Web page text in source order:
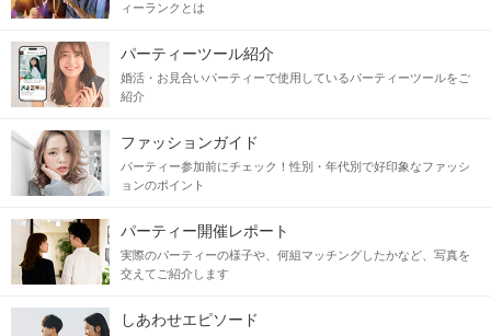
ィーランクとは
パーティーツール紹介
婚活・お見合いパーティーで使用しているパーティーツールをご
紹介
ファッションガイド
パーティー参加前にチェック！性別・年代別で好印象なファッシ
ョンのポイント
パーティー開催レポート
実際のパーティーの様子や、何組マッチングしたかなど、写真を
交えてご紹介します
しあわせエピソード